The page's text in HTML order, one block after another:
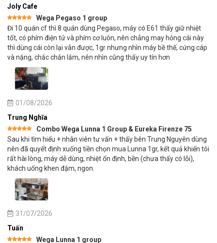
Joly Cafe
Được xếp
hạng5 5
sao
Wega Pegaso 1 group
Đi 10 quán cf thì 8 quán dùng Pegaso, máy có E61 thấy giữ nhiệt
tốt, có phím điện tử và phím cơ luôn, nên chẳng may hỏng cái này
thì dùng cái còn lại vẫn được, 1gr nhưng nhìn máy bề thế, cứng cáp
và nặng, chắc chắn lắm, nên nhìn cũng thấy uy tín hơn
01/08/2026
Trung Nghĩa
Được xếp
hạng 55
sao
Combo Wega Lunna 1 Group & Eureka Firenze 75
Sau khi tìm hiểu + nhân viên tư vấn + thấy bên Trung Nguyên dùng
nên đã quyết định xuống tiền chọn mua Lunna 1gr, kết quả khiến tôi
rất hài lòng, máy dễ dùng, nhiệt ổn định, bền (chưa thấy có lỗi),
khách uống khen đậm, ngon.
31/07/2026
Tuấn
Wega Lunna 1 group